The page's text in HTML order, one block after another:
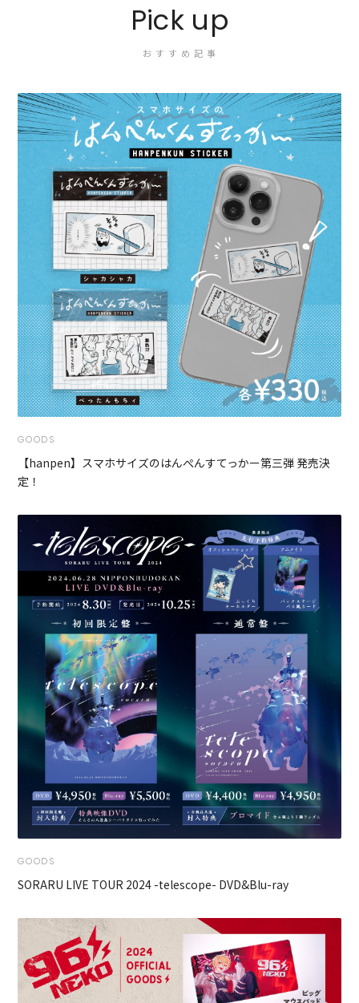
Pick up
おすすめ記事
GOODS
【hanpen】スマホサイズのはんぺんすてっかー第三弾 発売決
定！
GOODS
SORARU LIVE TOUR 2024 -telescope- DVD&Blu-ray